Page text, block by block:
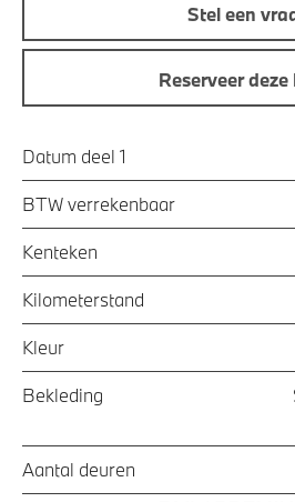
Stel een
Reserveer deze
Datum deel 1
BTW verrekenbaar
Kenteken
Kilometerstand
Kleur
Bekleding
Aantal deuren